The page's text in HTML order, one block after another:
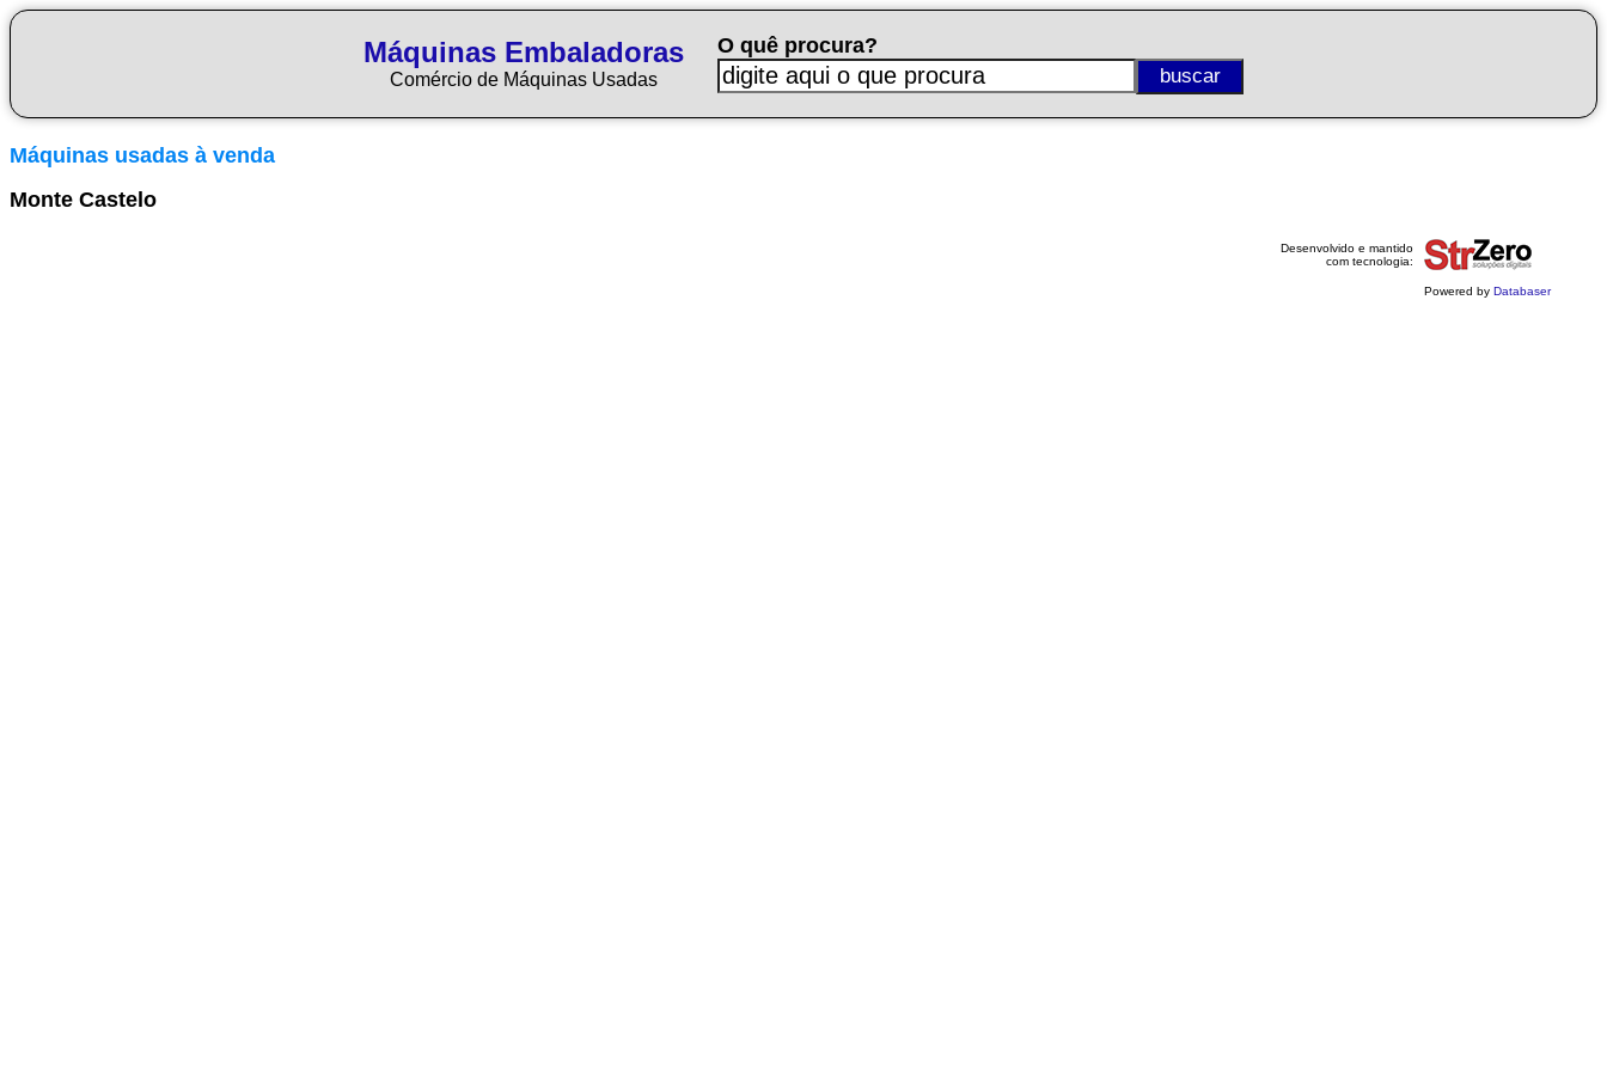
Máquinas Embaladoras
Comércio de Máquinas Usadas
O quê procura?
Máquinas usadas à venda
Monte Castelo
Desenvolvido e mantido
com tecnologia:
Powered by Databaser